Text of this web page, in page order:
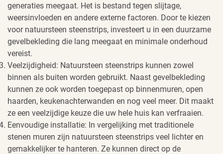
generaties meegaat. Het is bestand tegen slijtage,
weersinvloeden en andere externe factoren. Door te kiezen
voor natuursteen steenstrips, investeert u in een duurzame
gevelbekleding die lang meegaat en minimale onderhoud
vereist.
Veelzijdigheid: Natuursteen steenstrips kunnen zowel
binnen als buiten worden gebruikt. Naast gevelbekleding
kunnen ze ook worden toegepast op binnenmuren, open
haarden, keukenachterwanden en nog veel meer. Dit maakt
ze een veelzijdige keuze die uw hele huis kan verfraaien.
Eenvoudige installatie: In vergelijking met traditionele
stenen muren zijn natuursteen steenstrips veel lichter en
gemakkelijker te hanteren. Ze kunnen direct op de